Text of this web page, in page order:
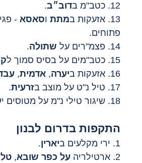
12. כטב"מ ב
דוב״ב.
13. אזעקות ב
מתת וסאסא -
פתוחים.
14. פצמ"רים על
שתולה.
15. כטב"מים על בסיס סמוך ל
16. אזעקות ב
יערה, אדמית,
17. טיל נ"ט על מוצב ב
זרעית.
18. שיגור טילי נ"מ על מטוסים ישראלים.
התקפות בדרום לבנון
1. ירי מקלעים ב יארין.
2. ארטילריה
על כפר שובא,